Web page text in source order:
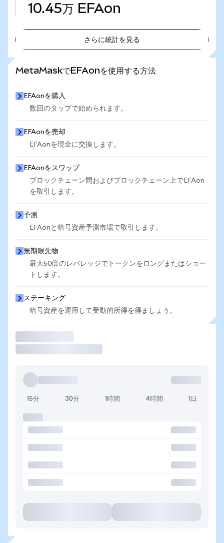
10.45万 EFAon
さらに統計を見る
MetaMaskでEFAonを使用する方法
EFAonを購入
数回のタップで始められます。
EFAonを売却
EFAonを現金に交換します。
EFAonをスワップ
ブロックチェーン間およびブロックチェーン上でEFAon
を取引します。
予測
EFAonと暗号資産予測市場で取引します。
無期限先物
最大50倍のレバレッジでトークンをロングまたはショー
トします。
ステーキング
暗号資産を運用して受動的所得を得ましょう。
15分 30分 1時間 4時間 1日